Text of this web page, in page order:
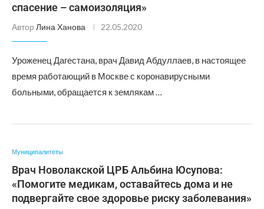
спасение – самоизоляция»
Автор Лина Ханова 22.05.2020
Уроженец Дагестана, врач Давид Абдуллаев, в настоящее
время работающий в Москве с коронавирусными
больными, обращается к землякам …
Муниципалитеты
Врач Новолакской ЦРБ Альбина Юсупова:
«Помогите медикам, оставайтесь дома и не
подвергайте свое здоровье риску заболевания»